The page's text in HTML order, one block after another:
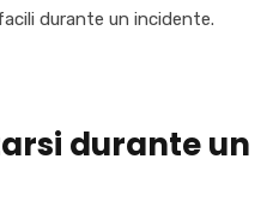
durante un incidente.
durante un